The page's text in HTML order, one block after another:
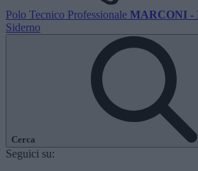
Polo Tecnico Professionale MARCONI -
Siderno
Cerca
Seguici su: